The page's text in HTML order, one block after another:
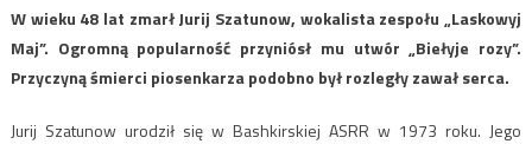
W wieku 48 lat zmarł Jurij Szatunow, wokalista zespołu „Laskowyj
Maj”. Ogromną popularność przyniósł mu utwór „Biełyje rozy”.
Przyczyną śmierci piosenkarza podobno był rozległy zawał serca.
Jurij Szatunow urodził się w Bashkirskiej ASRR w 1973 roku. Jego